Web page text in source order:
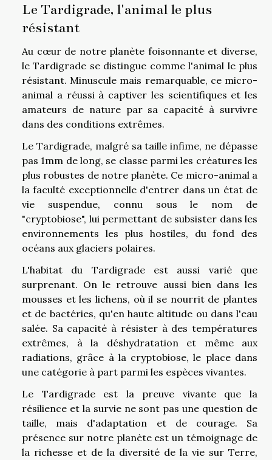
Le Tardigrade, l'animal le plus
résistant
Au cœur de notre planète foisonnante et diverse,
le Tardigrade se distingue comme l'animal le plus
résistant. Minuscule mais remarquable, ce micro-
animal a réussi à captiver les scientifiques et les
amateurs de nature par sa capacité à survivre
dans des conditions extrêmes.
Le Tardigrade, malgré sa taille infime, ne dépasse
pas 1mm de long, se classe parmi les créatures les
plus robustes de notre planète. Ce micro-animal a
la faculté exceptionnelle d'entrer dans un état de
vie suspendue, connu sous le nom de
"cryptobiose", lui permettant de subsister dans les
environnements les plus hostiles, du fond des
océans aux glaciers polaires.
L'habitat du Tardigrade est aussi varié que
surprenant. On le retrouve aussi bien dans les
mousses et les lichens, où il se nourrit de plantes
et de bactéries, qu'en haute altitude ou dans l'eau
salée. Sa capacité à résister à des températures
extrêmes, à la déshydratation et même aux
radiations, grâce à la cryptobiose, le place dans
une catégorie à part parmi les espèces vivantes.
Le Tardigrade est la preuve vivante que la
résilience et la survie ne sont pas une question de
taille, mais d'adaptation et de courage. Sa
présence sur notre planète est un témoignage de
la richesse et de la diversité de la vie sur Terre,